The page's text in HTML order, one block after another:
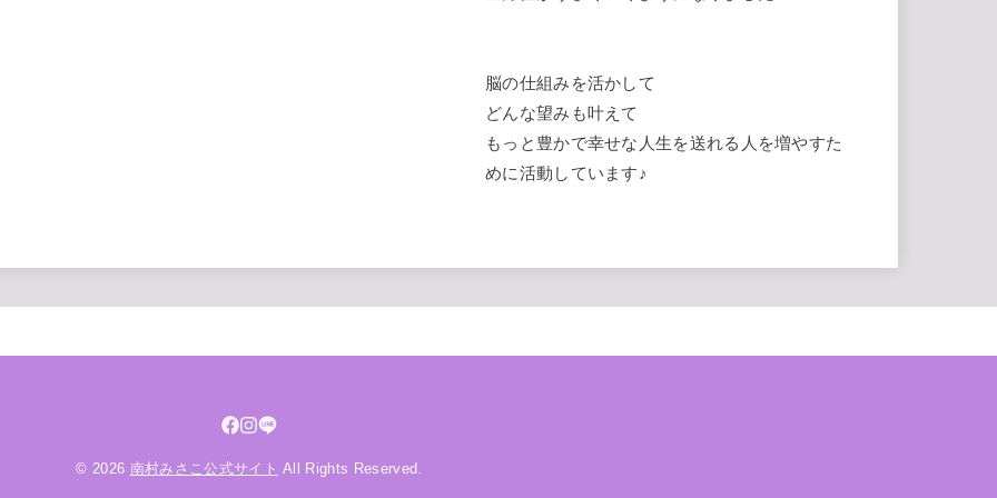
脳の仕組みを活かして
どんな望みも叶えて
もっと豊かで幸せな人生を送れる人を増やすた
めに活動しています♪
© 2026 南村みさこ公式サイト All Rights Reserved.